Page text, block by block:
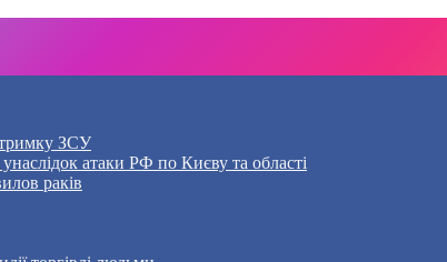
ЗСУ
атаки РФ по Києву та області
раків